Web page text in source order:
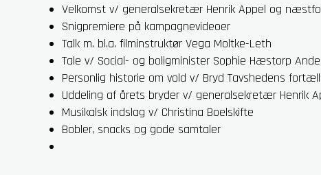
Velkomst v/ generalsekretær Henrik Appel og
Snigpremiere på kampagnevideoer
Talk m. bl.a. filminstruktør Vega Moltke-Leth
Tale v/ Social- og boligminister Sophie Hæstorp
Personlig historie om vold v/ Bryd Tavshedens
Uddeling af årets bryder v/ generalsekretær Henrik
Musikalsk indslag v/ Christina Boelskifte
Bobler, snacks og gode samtaler